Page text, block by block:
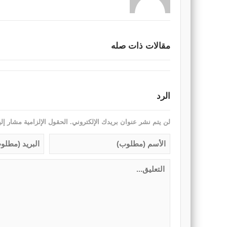
مقالات ذات صله
الرد
لن يتم نشر عنوان بريدك الإلكتروني. الحقول الإلزامية مشار